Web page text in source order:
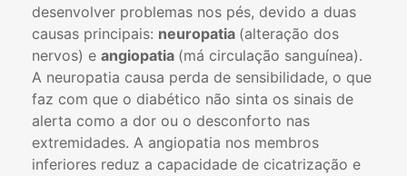
desenvolver problemas nos pés, devido a duas
causas principais: neuropatia (alteração dos
nervos) e angiopatia (má circulação sanguínea).
A neuropatia causa perda de sensibilidade, o que
faz com que o diabético não sinta os sinais de
alerta como a dor ou o desconforto nas
extremidades. A angiopatia nos membros
inferiores reduz a capacidade de cicatrização e